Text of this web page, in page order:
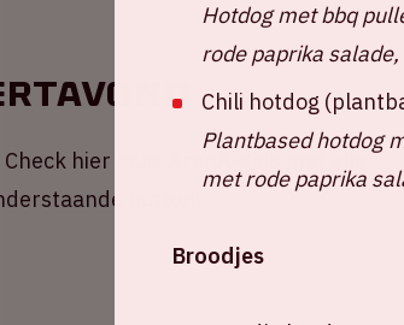
hier jouw ArenA-gids met alle
button!
Hotdog met bbq
rode paprika
Chili hotdog
Plantbased hotdog
met rode paprika
Broodjes